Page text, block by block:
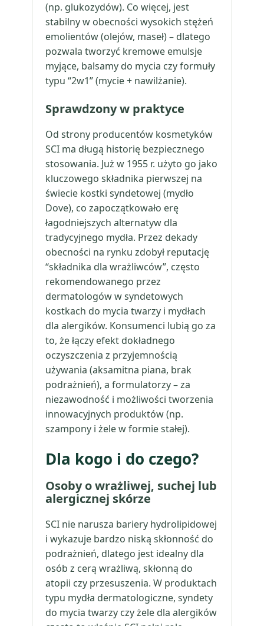
(np. glukozydów). Co więcej, jest
stabilny w obecności wysokich stężeń
emolientów (olejów, maseł) – dlatego
pozwala tworzyć kremowe emulsje
myjące, balsamy do mycia czy formuły
typu “2w1” (mycie + nawilżanie).
Sprawdzony w praktyce
Od strony producentów kosmetyków
SCI ma długą historię bezpiecznego
stosowania. Już w 1955 r. użyto go jako
kluczowego składnika pierwszej na
świecie kostki syndetowej (mydło
Dove), co zapoczątkowało erę
łagodniejszych alternatyw dla
tradycyjnego mydła. Przez dekady
obecności na rynku zdobył reputację
“składnika dla wrażliwców”, często
rekomendowanego przez
dermatologów w syndetowych
kostkach do mycia twarzy i mydłach
dla alergików. Konsumenci lubią go za
to, że łączy efekt dokładnego
oczyszczenia z przyjemnością
używania (aksamitna piana, brak
podrażnień), a formulatorzy – za
niezawodność i możliwości tworzenia
innowacyjnych produktów (np.
szampony i żele w formie stałej).
Dla kogo i do czego?
Osoby o wrażliwej, suchej lub
alergicznej skórze
SCI nie narusza bariery hydrolipidowej
i wykazuje bardzo niską skłonność do
podrażnień, dlatego jest idealny dla
osób z cerą wrażliwą, skłonną do
atopii czy przesuszenia. W produktach
typu mydła dermatologiczne, syndety
do mycia twarzy czy żele dla alergików